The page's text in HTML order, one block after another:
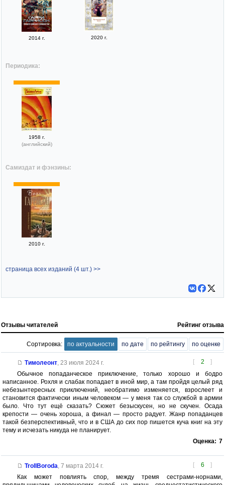
2014 г. 2020 г.
Периодика:
1958 г.
(английский)
Самиздат и фэнзины:
2010 г.
страница всех изданий (4 шт.) >>
Отзывы читателей Рейтинг отзыва
Сортировка: по актуальности по дате по рейтингу по оценке
[ 2 ]
Тимолеонт, 23 июля 2024 г.
Обычное попаданческое приключение, только хорошо и бодро
написанное. Рохля и слабак попадает в иной мир, а там пройдя целый ряд
небезынтересных приключений, необратимо изменяется, взрослеет и
становится фактически иным человеком — у меня так со службой в армии
было. Что тут ещё сказать? Сюжет безыскусен, но не скучен. Осада
крепости — очень хороша, а финал — просто радует. Жанр попаданцев
такой безперспективный, что и в США до сих пор пишется куча книг на эту
тему и исчезать никуда не планирует.
Оценка: 7
[ 6 ]
TrollBoroda 7 марта 2014 г.
Как может повлиять спор, между тремя сестрами-норнами,